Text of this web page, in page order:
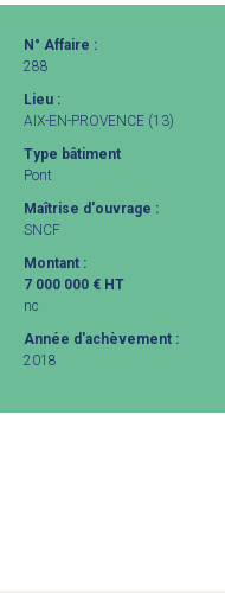
N° Affaire :
288
Lieu :
AIX-EN-PROVENCE (13)
Type bâtiment
Pont
Maîtrise d'ouvrage :
SNCF
Montant :
7 000 000 € HT
nc
Année d'achèvement :
2018